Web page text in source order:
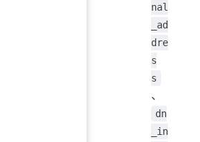
nal
_ad
dre
s
s
、
dn
_in